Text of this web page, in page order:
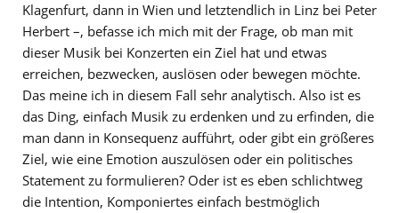
Klagenfurt, dann in Wien und letztendlich in Linz bei Peter
Herbert –, befasse ich mich mit der Frage, ob man mit
dieser Musik bei Konzerten ein Ziel hat und etwas
erreichen, bezwecken, auslösen oder bewegen möchte.
Das meine ich in diesem Fall sehr analytisch. Also ist es
das Ding, einfach Musik zu erdenken und zu erfinden, die
man dann in Konsequenz aufführt, oder gibt ein größeres
Ziel, wie eine Emotion auszulösen oder ein politisches
Statement zu formulieren? Oder ist es eben schlichtweg
die Intention, Komponiertes einfach bestmöglich